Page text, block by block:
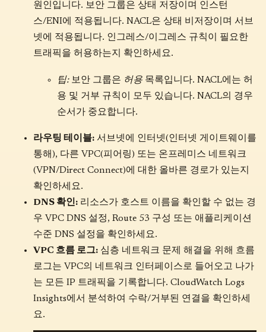
원인입니다. 보안 그룹은 상태 저장이며 인스턴
스/ENI에 적용됩니다. NACL은 상태 비저장이며 서브
넷에 적용됩니다. 인그레스/이그레스 규칙이 필요한
트래픽을 허용하는지 확인하세요.
팁:보안 그룹은 허용 목록입니다. NACL에는 허
용 및 거부 규칙이 모두 있습니다. NACL의 경우
순서가 중요합니다.
라우팅 테이블: 서브넷에 인터넷(인터넷 게이트웨이를
통해), 다른 VPC(피어링) 또는 온프레미스 네트워크
(VPN/Direct Connect)에 대한 올바른 경로가 있는지
확인하세요.
DNS 확인: 리소스가 호스트 이름을 확인할 수 없는 경
우 VPC DNS 설정, Route 53 구성 또는 애플리케이션
수준 DNS 설정을 확인하세요.
VPC 흐름 로그: 심층 네트워크 문제 해결을 위해 흐름
로그는 VPC의 네트워크 인터페이스로 들어오고 나가
는 모든 IP 트래픽을 기록합니다. CloudWatch Logs
Insights에서 분석하여 수락/거부된 연결을 확인하세
요.